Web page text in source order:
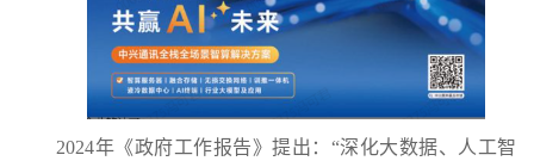
2024年《政府工作报告》提出：“深化大数据、人工智